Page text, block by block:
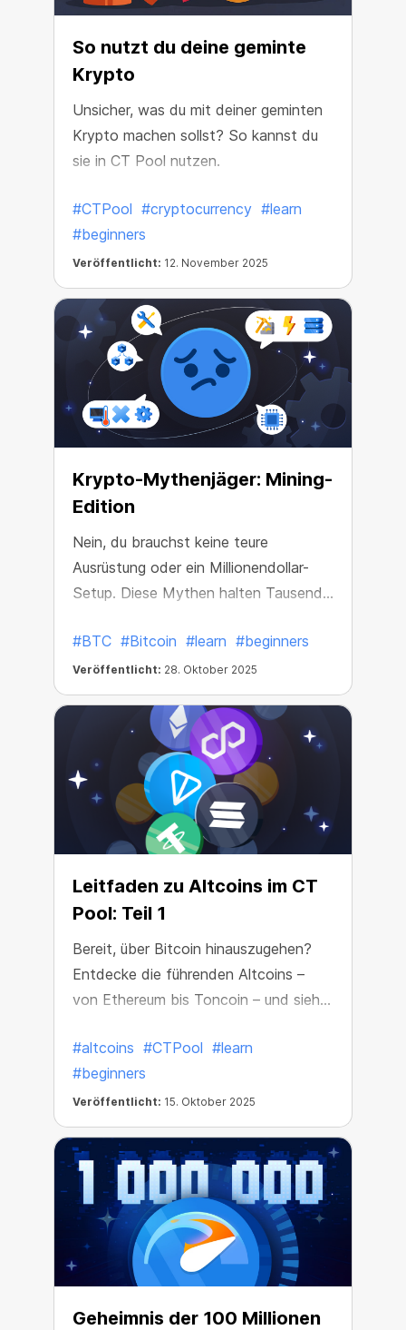
So nutzt du deine geminte
Krypto
Unsicher, was du mit deiner geminten
Krypto machen sollst? So kannst du
sie in CT Pool nutzen.
#CTPool #cryptocurrency #learn
#beginners
Veröffentlicht: 12. November 2025
Krypto-Mythenjäger: Mining-
Edition
Nein, du brauchst keine teure
Ausrüstung oder ein Millionendollar-
Setup. Diese Mythen halten Tausende
aufhalten.
#BTC #Bitcoin #learn #beginners
Veröffentlicht: 28. Oktober 2025
Leitfaden zu Altcoins im CT
Pool: Teil 1
Bereit, über Bitcoin hinauszugehen?
Entdecke die führenden Altcoins –
von Ethereum bis Toncoin – und sieh,
#altcoins #CTPool #learn
#beginners
Veröffentlicht: 15. Oktober 2025
Geheimnis der 100 Millionen